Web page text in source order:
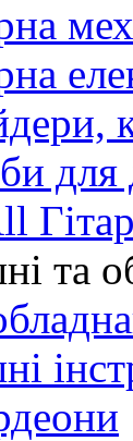
для
та